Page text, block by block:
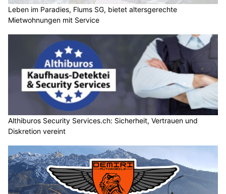
Leben im Paradies, Flums SG, bietet altersgerechte
Mietwohnungen mit Service
Althiburos Security Services.ch: Sicherheit, Vertrauen und
Diskretion vereint